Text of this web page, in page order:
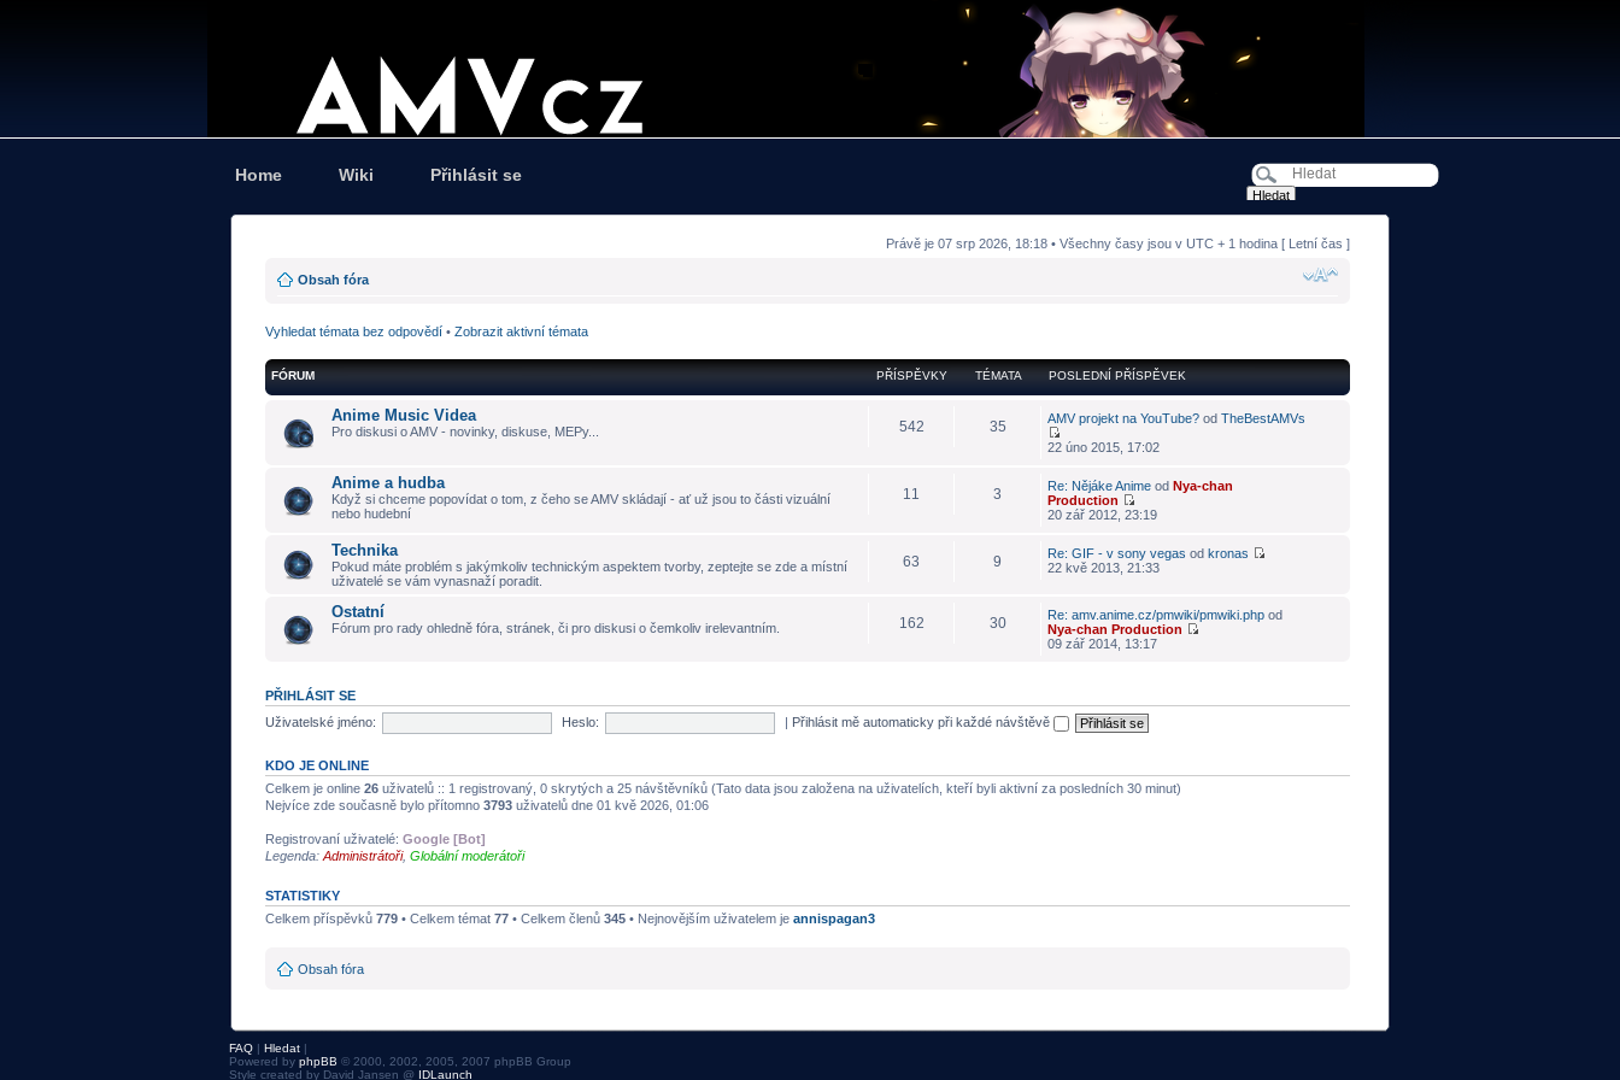
Home Wiki Přihlásit se
Právě je 07 srp 2026, 18:18 • Všechny časy jsou v UTC + 1 hodina [ Letní čas ]
Obsah fóra
Vyhledat témata bez odpovědí • Zobrazit aktivní témata
FÓRUM PŘÍSPĚVKY TÉMATA POSLEDNÍ PŘÍSPĚVEK
Anime Music Videa
Pro diskusi o AMV - novinky, diskuse, MEPy... 542 35 AMV projekt na YouTube?od TheBestAMVs
22 úno 2015, 17:02
Anime a hudba
Když si chceme popovídat o tom, z čeho se AMV skládají - ať už jsou to části vizuální
nebo hudební
11 3 Re: Nějáke Animeod Nya-chan
Production
20 zář 2012, 23:19
Technika
Pokud máte problém s jakýmkoliv technickým aspektem tvorby, zeptejte se zde a místní
uživatelé se vám vynasnaží poradit.
63 9 Re: GIF - v sony vegas od kronas
22 kvě 2013, 21:33
Ostatní
Fórum pro rady ohledně fóra, stránek, či pro diskusi o čemkoliv irelevantním. 162 30 Re: amv.anime.cz/pmwiki/pmwiki.phpod
Nya-chan Production
09 zář 2014, 13:17
PŘIHLÁSIT SE
Uživatelské jméno:
Heslo: | Přihlásit mě automaticky při každé návštěvě
KDO JE ONLINE
Celkem je online 26 uživatelů :: 1 registrovaný, 0 skrytých a 25 návštěvníků (Tato data jsou založena na uživatelích, kteří byli aktivní za posledních 30 minut)
Nejvíce zde současně bylo přítomno 3793 uživatelů dne 01 kvě 2026, 01:06
Registrovaní uživatelé: Google [Bot]
Legenda: Administrátoři, Globální moderátoři
STATISTIKY
Celkem příspěvků 779 • Celkem témat 77 • Celkem členů 345 • Nejnovějším uživatelem je annispagan3
Obsah fóra
FAQ | Hledat |
Powered by phpBB © 2000, 2002, 2005, 2007 phpBB Group
Style created by David Jansen @ IDLaunch